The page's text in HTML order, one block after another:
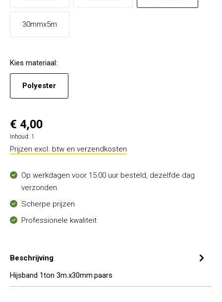
30mmx5m
Kies materiaal:
Polyester
€ 4,00
Inhoud: 1
Prijzen excl. btw en verzendkosten
Op werkdagen voor 15:00 uur besteld, dezelfde dag
verzonden
Scherpe prijzen
Professionele kwaliteit
Beschrijving
Hijsband 1ton 3m.x30mm.paars